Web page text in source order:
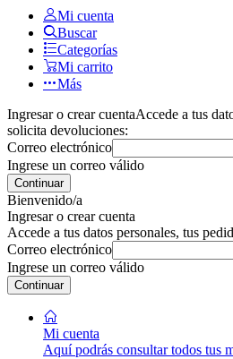
Mi cuenta
Buscar
Categorías
Mi carrito
Más
Ingresar o crear cuentaAccede a tus
solicita devoluciones:
Correo electrónico
Ingrese un correo válido
Continuar
Bienvenido/a
Ingresar o crear cuenta
Accede a tus datos personales, tus
Correo electrónico
Ingrese un correo válido
Continuar
Mi cuenta
Aquí podrás consultar todos tus